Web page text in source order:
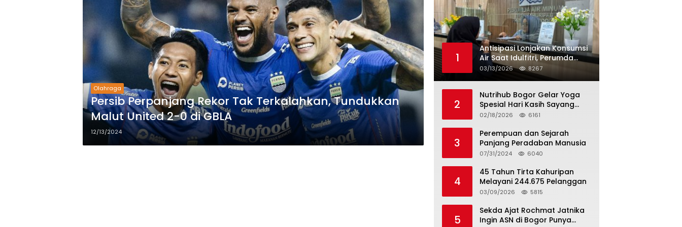
Olahraga
Persib Perpanjang Rekor Tak Terkalahkan, Tundukkan
Malut United 2-0 di GBLA
12/13/2024
1
Antisipasi Lonjakan Konsumsi
Air Saat Idulfitri, Perumda
Tirta Kahuripan Berlakukan
Status Siaga Lebaran
03/13/2026 8267
2
Nutrihub Bogor Gelar Yoga
Spesial Hari Kasih Sayang
Sekaligus Luncurkan
Golden Ube
02/18/2026 6161
3
Perempuan dan Sejarah
Panjang Peradaban Manusia
07/31/2024 6040
4
45 Tahun Tirta Kahuripan
Melayani 244.675 Pelanggan
03/09/2026 5815
5
Sekda Ajat Rochmat Jatnika
Ingin ASN di Bogor Punya